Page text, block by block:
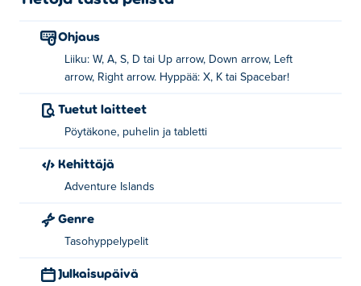
Ohjaus
Liiku: W, A, S, D tai Up arrow, Down arrow, Left
arrow, Right arrow. Hyppää: X, K tai Spacebar!
Tuetut laitteet
Pöytäkone, puhelin ja tabletti
Kehittäjä
Adventure Islands
Genre
Tasohyppelypelit
Julkaisupäivä